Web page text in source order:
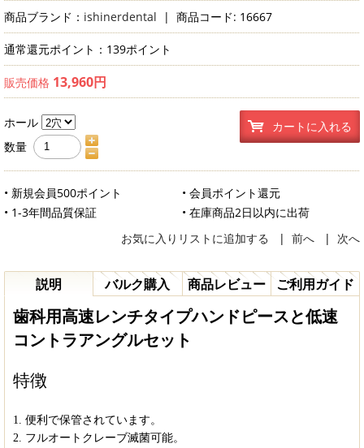
商品ブランド： ishinerdental | 商品コード: 16667
通常還元ポイント：139ポイント
販売価格 13,960円
ホール
数量
カートに入れる
• 新規会員500ポイント
• 会員ポイント還元
• 1-3年間品質保証
• 在庫商品2日以内に出荷
お気に入りリストに追加する
| 前へ | 次へ
説明 バルク購入 商品レビュー ご利用ガイド
歯科用高速レンチタイプハンドピースと低速
コントラアングルセット
特徴
1. 便利で保管されています。
2. フルオートクレーブ滅菌可能。